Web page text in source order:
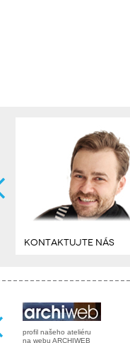
KONTAKTUJTE NÁS
profil našeho ateliéru
na webu ARCHIWEB